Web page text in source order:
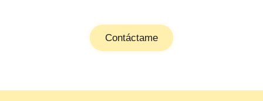
Contáctame